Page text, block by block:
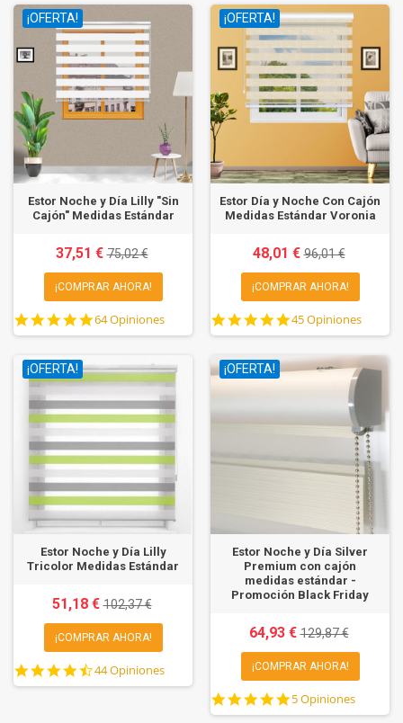
¡OFERTA!
Estor Noche y Día Lilly "Sin
Cajón" Medidas Estándar
37,51 €75,02 €
¡COMPRAR AHORA!
4.9
star
64 Opiniones
¡OFERTA!
Estor Día y Noche Con Cajón
Medidas Estándar Voronia
48,01 €96,01 €
¡COMPRAR AHORA!
4.8
star
45 Opiniones
¡OFERTA!
Estor Noche y Día Lilly
Tricolor Medidas Estándar
51,18 €102,37 €
¡COMPRAR AHORA!
4.7
star
44 Opiniones
¡OFERTA!
Estor Noche y Día Silver
Premium con cajón
medidas estándar -
Promoción Black Friday
64,93 €129,87 €
¡COMPRAR AHORA!
5.0
star
5 Opiniones